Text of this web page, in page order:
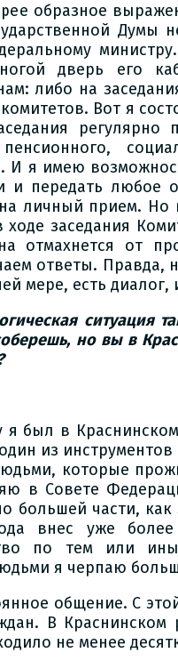
образное
Думы
дверь его
либо на
Вот я
регулярно
И я имею
и передать любое
личный прием. Но
ходе заседания
отмахнется от
ответы. Правда,
мере, есть
ситуация
но вы в
я был в
из
которые
в Совете
большей части,
внес уже
по тем или
я черпаю
общение. С
В Краснинском
не менее